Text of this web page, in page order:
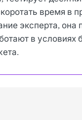
время в
эксперта, она
в условиях